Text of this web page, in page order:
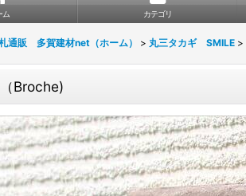
ム カテゴリ
通販 多賀建材net（ホーム） > 丸三タカギ SMILE >
Broche)